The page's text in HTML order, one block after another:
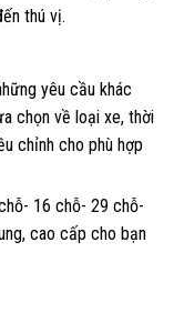
thú vị.
yêu cầu khác
chọn về loại xe, thời
chỉnh cho phù hợp
16 chỗ- 29 chỗ-
cao cấp cho bạn